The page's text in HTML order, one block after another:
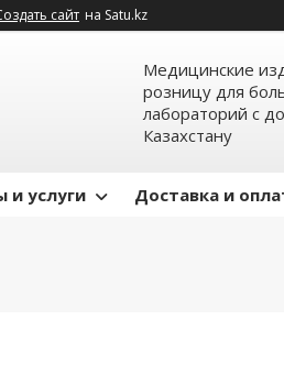
сайт на Satu.kz
Медицинские
розницу для
лабораторий с
Казахстану
и услуги Доставка и